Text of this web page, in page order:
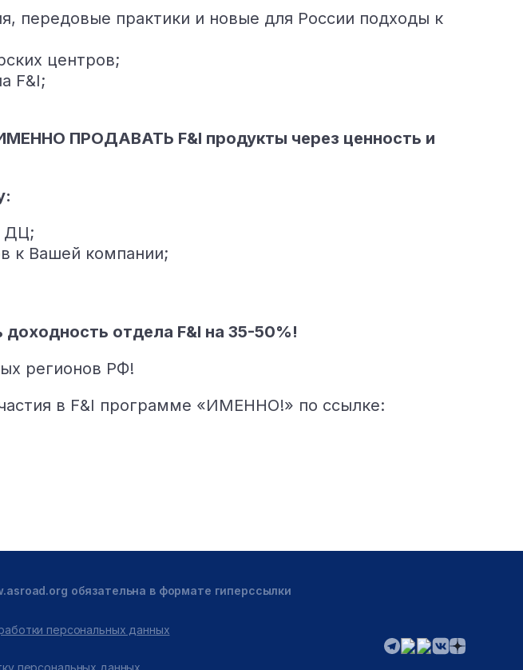
передовые практики и новые для России подходы к
центров;
F&I;
ПРОДАВАТЬ F&I продукты через ценность и
ДЦ;
к Вашей компании;
отдела F&I на 35-50%!
регионов РФ!
в F&I программе «ИМЕННО!» по ссылке:
обязательна в формате гиперссылки
персональных данных
персональных данных